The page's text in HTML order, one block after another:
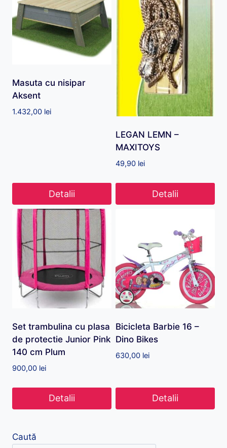
Masuta cu nisipar
Aksent
1.432,00 lei
Detalii
LEGAN LEMN –
MAXITOYS
49,90 lei
Detalii
Set trambulina cu plasa
de protectie Junior Pink
140 cm Plum
900,00 lei
Detalii
Bicicleta Barbie 16 –
Dino Bikes
630,00 lei
Detalii
Caută